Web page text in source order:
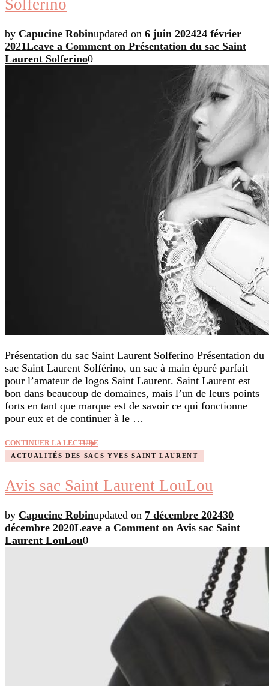
Solferino
by Capucine Robinupdated on 6 juin 202424 février
2021Leave a Comment on Présentation du sac Saint
Laurent Solferino0
Présentation du sac Saint Laurent Solferino Présentation du
sac Saint Laurent Solférino, un sac à main épuré parfait
pour l’amateur de logos Saint Laurent. Saint Laurent est
bon dans beaucoup de domaines, mais l’un de leurs points
forts en tant que marque est de savoir ce qui fonctionne
pour eux et de continuer à le …
CONTINUER LA LECTURE
ACTUALITÉS DES SACS YVES SAINT LAURENT
Avis sac Saint Laurent LouLou
by Capucine Robinupdated on 7 décembre 202430
décembre 2020Leave a Comment on Avis sac Saint
Laurent LouLou0